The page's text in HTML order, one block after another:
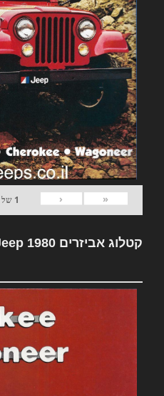
«
‹
1 של
קטלוג אביזרים Jeep 1980